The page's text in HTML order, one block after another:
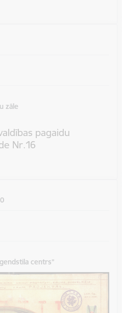
zāle
pagaidu
Nr.16
centrs”